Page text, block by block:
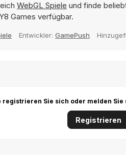
WebGL Spiele und finde
Games verfügbar.
Entwickler: GamePush
registrieren Sie sich oder melden
Registrieren